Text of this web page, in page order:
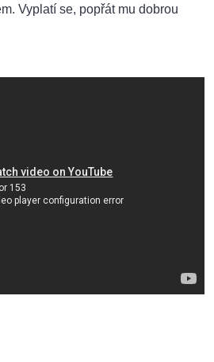
Vyplatí se, popřát mu dobrou